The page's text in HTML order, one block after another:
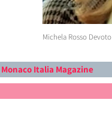
Michela Rosso Devoto
Monaco Italia Magazine